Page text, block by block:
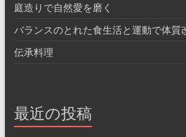
庭造りで自然愛を磨く
バランスのとれた食生活と運動で体質
伝承料理
最近の投稿